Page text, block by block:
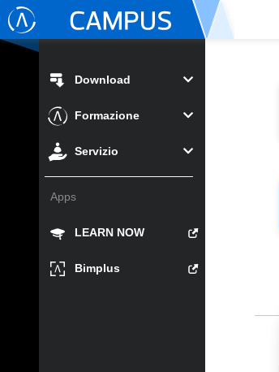
Download
Formazione
Servizio
Apps
LEARN NOW
Bimplus